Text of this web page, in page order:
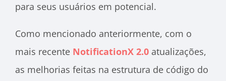
para seus usuários em potencial.
Como mencionado anteriormente, com o
mais recente NotificationX 2.0 atualizações,
as melhorias feitas na estrutura de código do